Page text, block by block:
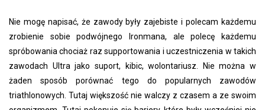
Nie mogę napisać, że zawody były zajebiste i polecam każdemu
zrobienie sobie podwójnego Ironmana, ale polecę każdemu
spróbowania chociaż raz supportowania i uczestniczenia w takich
zawodach Ultra jako suport, kibic, wolontariusz. Nie można w
żaden sposób porównać tego do popularnych zawodów
triathlonowych. Tutaj większość nie walczy z czasem a ze swoim